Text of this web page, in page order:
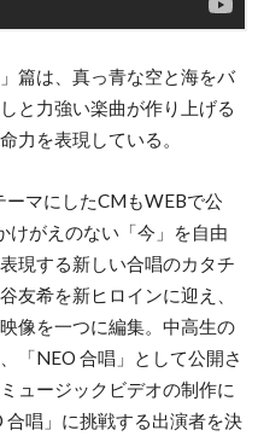
篇は、真っ青な空と海をバ
と力強い楽曲が作り上げる
力を表現している。
ーマにしたCMもWEBで公
けがえのない「今」を自由
現する新しい合唱のカタチ
友希を新ヒロインに迎え、
像を一つに編集。中高生の
「NEO 合唱」として公開さ
ュージックビデオの制作に
唱」に挑戦する出演者を決